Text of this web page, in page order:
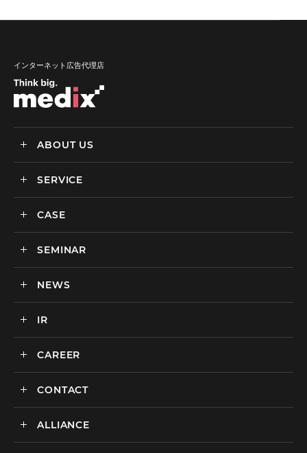
インターネット広告代理店
ABOUT US
メディックスについて
ごあいさつ
SERVICE
サービス
BtoCマーケティング支援
海外マーケティング支援
オリジナルサービス
広告・プロモーション
CASE
実績・事例
SEMINAR
セミナー一覧
NEWS
ニュース一覧
IR
IR情報
CAREER
新卒採用
CONTACT
広告のお問い合わせ
ALLIANCE